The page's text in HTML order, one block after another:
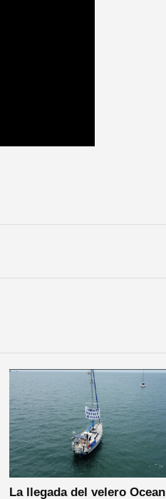
La llegada del velero Ocean